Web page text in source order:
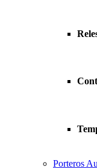
Porteros